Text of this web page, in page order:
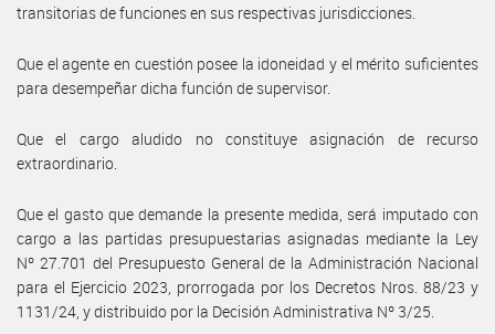
transitorias de funciones en sus respectivas jurisdicciones.
Que el agente en cuestión posee la idoneidad y el mérito suficientes
para desempeñar dicha función de supervisor.
Que el cargo aludido no constituye asignación de recurso
extraordinario.
Que el gasto que demande la presente medida, será imputado con
cargo a las partidas presupuestarias asignadas mediante la Ley
Nº 27.701 del Presupuesto General de la Administración Nacional
para el Ejercicio 2023, prorrogada por los Decretos Nros. 88/23 y
1131/24, y distribuido por la Decisión Administrativa Nº 3/25.